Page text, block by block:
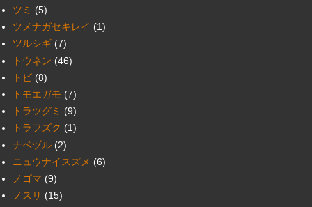
ツミ (5)
ツメナガセキレイ (1)
ツルシギ (7)
トウネン (46)
トビ (8)
トモエガモ (7)
トラツグミ (9)
トラフズク (1)
ナベヅル (2)
ニュウナイスズメ (6)
ノゴマ (9)
ノスリ (15)